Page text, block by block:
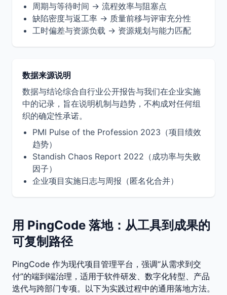
周期与等待时间 → 流程效率与阻塞点
缺陷密度与返工率 → 质量前移与评审充分性
工时偏差与资源负载 → 资源规划与能力匹配
数据来源说明
数据与结论综合自行业公开报告与我们在企业实施
中的记录，旨在说明机制与趋势，不构成对任何组
织的确定性承诺。
PMI Pulse of the Profession 2023（项目绩效
趋势）
Standish Chaos Report 2022（成功率与失败
因子）
企业项目实施日志与周报（匿名化合并）
用 PingCode 落地：从工具到成果的
可复制路径
PingCode 作为现代项目管理平台，强调“从需求到交
付”的端到端治理，适用于软件研发、数字化转型、产品
迭代与跨部门专项。以下为实践过程中的通用落地方法。